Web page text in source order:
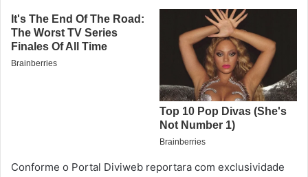
Conforme o Portal Diviweb reportara com exclusividade